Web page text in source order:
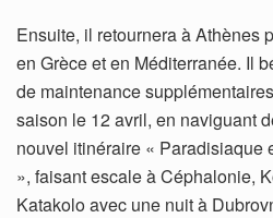
Ensuite, il retournera à Athènes
en Grèce et en Méditerranée. Il
de maintenance
saison le 12 avril, en naviguant
nouvel itinéraire « Paradisiaque
», faisant escale à Céphalonie,
Katakolo avec une nuit à